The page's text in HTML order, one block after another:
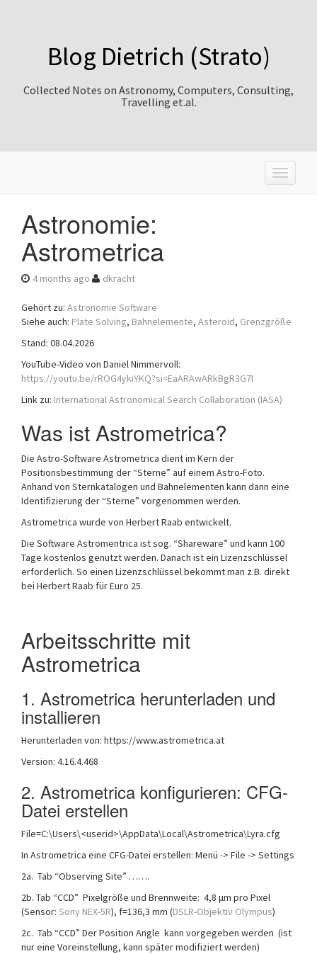
Blog Dietrich (Strato)
Collected Notes on Astronomy, Computers, Consulting,
Travelling et.al.
T
o
g
Astronomie:
Astrometrica
4 months ago dkracht
Gehört zu: Astronomie Software
Siehe auch: Plate Solving, Bahnelemente, Asteroid, Grenzgröße
Stand: 08.04.2026
YouTube-Video von Daniel Nimmervoll:
https://youtu.be/rROG4ykiYKQ?si=EaARAwARkBgR3G7l
Link zu: International Astronomical Search Collaboration (IASA)
Was ist Astrometrica?
Die Astro-Software Astrometrica dient im Kern der
Positionsbestimmung der “Sterne” auf einem Astro-Foto.
Anhand von Sternkatalogen und Bahnelementen kann dann eine
Identifizierung der “Sterne” vorgenommen werden.
Astrometrica wurde von Herbert Raab entwickelt.
Die Software Astromentrica ist sog. “Shareware” und kann 100
Tage kostenlos genutzt werden. Danach ist ein Lizenzschlüssel
erforderlich. So einen Lizenzschlüssel bekommt man z.B. direkt
bei Herbert Raab für Euro 25.
Arbeitsschritte mit
Astrometrica
1. Astrometrica herunterladen und
installieren
Herunterladen von: https://www.astrometrica.at
Version: 4.16.4.468
2. Astrometrica konfigurieren: CFG-
Datei erstellen
File=C:\Users\<userid>\AppData\Local\Astrometrica\Lyra.cfg
In Astrometrica eine CFG-Datei erstellen: Menü -> File -> Settings
2a. Tab “Observing Site” …….
2b. Tab “CCD” Pixelgröße und Brennweite: 4,8 μm pro Pixel
(Sensor: Sony NEX-5R), f=136,3 mm (DSLR-Objektiv Olympus)
2c. Tab “CCD” Der Position Angle kann vorgegeben werden (ist
nur eine Voreinstellung, kann später modifiziert werden)